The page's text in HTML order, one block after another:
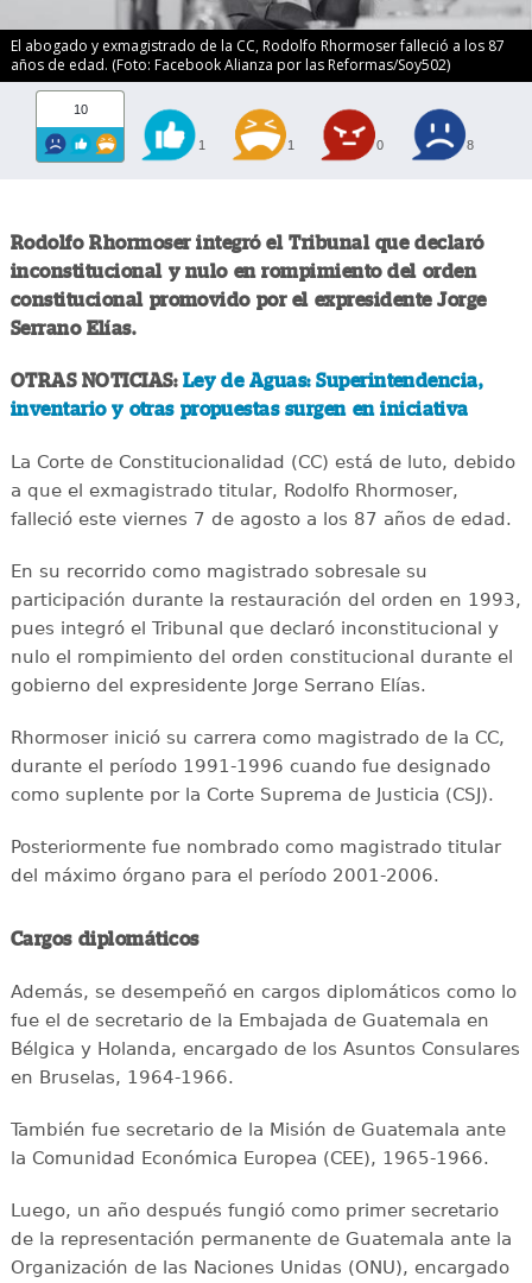
El abogado y exmagistrado de la CC, Rodolfo Rhormoser falleció a los 87
años de edad. (Foto: Facebook Alianza por las Reformas/Soy502)
10
1 1 0 8
Rodolfo Rhormoser integró el Tribunal que declaró
inconstitucional y nulo en rompimiento del orden
constitucional promovido por el expresidente Jorge
Serrano Elías.
OTRAS NOTICIAS: Ley de Aguas: Superintendencia,
inventario y otras propuestas surgen en iniciativa
La Corte de Constitucionalidad (CC) está de luto, debido
a que el exmagistrado titular, Rodolfo Rhormoser,
falleció este viernes 7 de agosto a los 87 años de edad.
En su recorrido como magistrado sobresale su
participación durante la restauración del orden en 1993,
pues integró el Tribunal que declaró inconstitucional y
nulo el rompimiento del orden constitucional durante el
gobierno del expresidente Jorge Serrano Elías.
Rhormoser inició su carrera como magistrado de la CC,
durante el período 1991-1996 cuando fue designado
como suplente por la Corte Suprema de Justicia (CSJ).
Posteriormente fue nombrado como magistrado titular
del máximo órgano para el período 2001-2006.
Cargos diplomáticos
Además, se desempeñó en cargos diplomáticos como lo
fue el de secretario de la Embajada de Guatemala en
Bélgica y Holanda, encargado de los Asuntos Consulares
en Bruselas, 1964-1966.
También fue secretario de la Misión de Guatemala ante
la Comunidad Económica Europea (CEE), 1965-1966.
Luego, un año después fungió como primer secretario
de la representación permanente de Guatemala ante la
Organización de las Naciones Unidas (ONU), encargado